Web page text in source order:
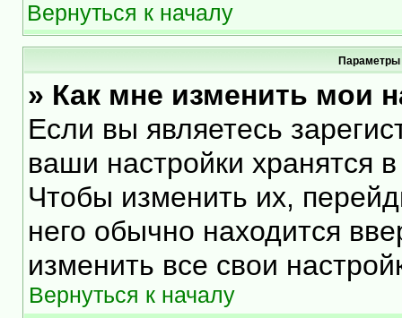
Вернуться к началу
Параметры
» Как мне изменить мои
Если вы являетесь
ваши настройки хранятся
Чтобы изменить их,
него обычно находится
изменить все свои
Вернуться к началу